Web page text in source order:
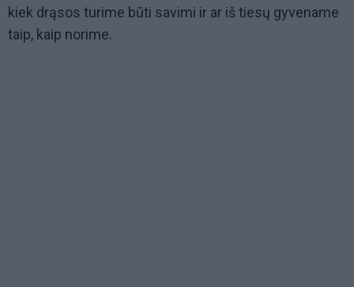
kiek drąsos turime būti savimi ir ar iš tiesų gyvename
taip, kaip norime.